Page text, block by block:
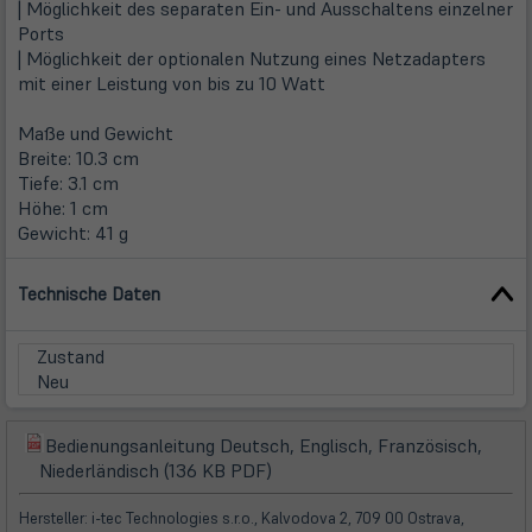
| Möglichkeit des separaten Ein- und Ausschaltens einzelner
Ports
| Möglichkeit der optionalen Nutzung eines Netzadapters
mit einer Leistung von bis zu 10 Watt
Maße und Gewicht
Breite: 10.3 cm
Tiefe: 3.1 cm
Höhe: 1 cm
Gewicht: 41 g
Technische Daten
Zustand
Neu
(öffnet
in
neuem
Bedienungsanleitung Deutsch, Englisch, Französisch,
Niederländisch (136 KB PDF)
in
neuem
Hersteller: i-tec Technologies s.r.o., Kalvodova 2, 709 00 Ostrava,